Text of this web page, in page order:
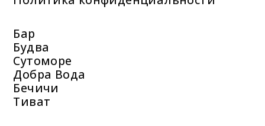
Бар
Будва
Сутоморе
Добра Вода
Бечичи
Тиват